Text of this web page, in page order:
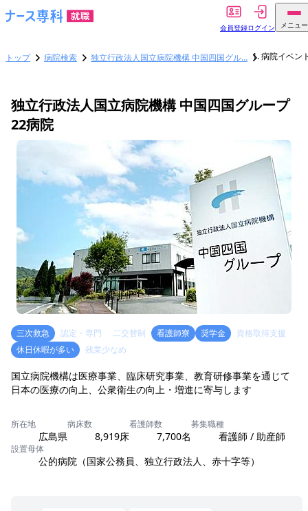
会員登録ログイン メニュー
トップ 病院検索 独立行政法人国立病院機構 中国四国グル… 病院イベン
独立行政法人国立病院機構 中国四国グループ
22病院
三次救急 認定・専門 二交替制 看護師寮 奨学金
資格取得支援
休日休暇が多い
残業少なめ
国立病院機構は医療事業、臨床研究事業、教育研修事業を通じて
日本の医療の向上、公衆衛生の向上・増進に寄与します
所在地
広島県
病床数
8,919床
看護師数
7,700名
募集職種
看護師 / 助産師
設置母体
公的病院（国家公務員、独立行政法人、赤十字等）